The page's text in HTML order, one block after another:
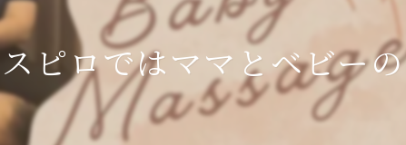
スピロではママとベビーの